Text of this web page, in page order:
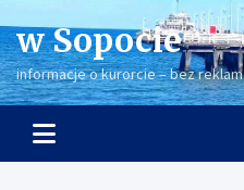
to
content
w Sopocie
informacje o kurorcie – bez reklam